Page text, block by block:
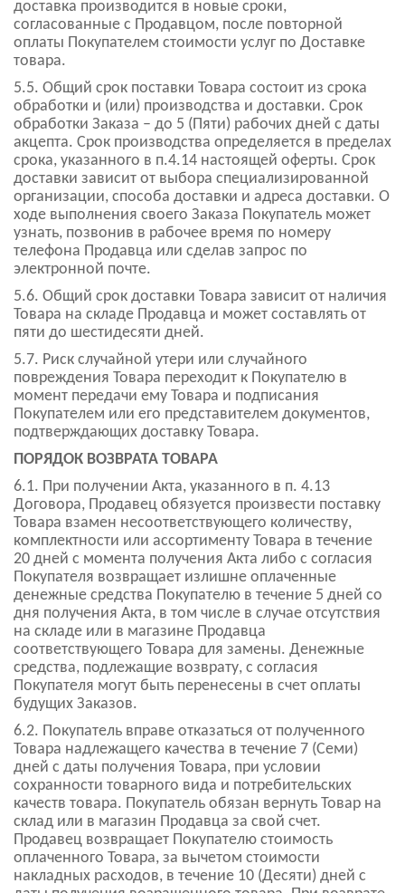
доставка производится в новые сроки,
согласованные с Продавцом, после повторной
оплаты Покупателем стоимости услуг по Доставке
товара.
5.5. Общий срок поставки Товара состоит из срока
обработки и (или) производства и доставки. Срок
обработки Заказа – до 5 (Пяти) рабочих дней с даты
акцепта. Срок производства определяется в пределах
срока, указанного в п.4.14 настоящей оферты. Срок
доставки зависит от выбора специализированной
организации, способа доставки и адреса доставки. О
ходе выполнения своего Заказа Покупатель может
узнать, позвонив в рабочее время по номеру
телефона Продавца или сделав запрос по
электронной почте.
5.6. Общий срок доставки Товара зависит от наличия
Товара на складе Продавца и может составлять от
пяти до шестидесяти дней.
5.7. Риск случайной утери или случайного
повреждения Товара переходит к Покупателю в
момент передачи ему Товара и подписания
Покупателем или его представителем документов,
подтверждающих доставку Товара.
ПОРЯДОК ВОЗВРАТА ТОВАРА
6.1. При получении Акта, указанного в п. 4.13
Договора, Продавец обязуется произвести поставку
Товара взамен несоответствующего количеству,
комплектности или ассортименту Товара в течение
20 дней с момента получения Акта либо с согласия
Покупателя возвращает излишне оплаченные
денежные средства Покупателю в течение 5 дней со
дня получения Акта, в том числе в случае отсутствия
на складе или в магазине Продавца
соответствующего Товара для замены. Денежные
средства, подлежащие возврату, с согласия
Покупателя могут быть перенесены в счет оплаты
будущих Заказов.
6.2. Покупатель вправе отказаться от полученного
Товара надлежащего качества в течение 7 (Семи)
дней с даты получения Товара, при условии
сохранности товарного вида и потребительских
качеств товара. Покупатель обязан вернуть Товар на
склад или в магазин Продавца за свой счет.
Продавец возвращает Покупателю стоимость
оплаченного Товара, за вычетом стоимости
накладных расходов, в течение 10 (Десяти) дней с